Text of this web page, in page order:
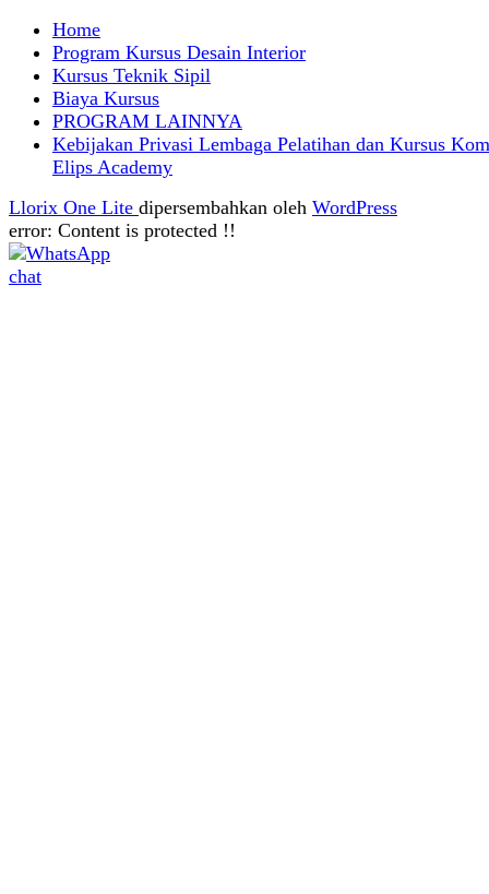
Home
Program Kursus Desain Interior
Kursus Teknik Sipil
Biaya Kursus
PROGRAM LAINNYA
Kebijakan Privasi Lembaga Pelatihan dan Kursus
Elips Academy
Llorix One Lite dipersembahkan oleh WordPress
error: Content is protected !!